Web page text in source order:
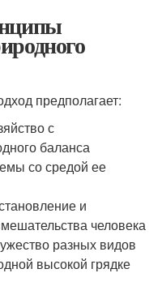
предполагает:
с
баланса
со средой ее
и
человека
разных видов
высокой грядке